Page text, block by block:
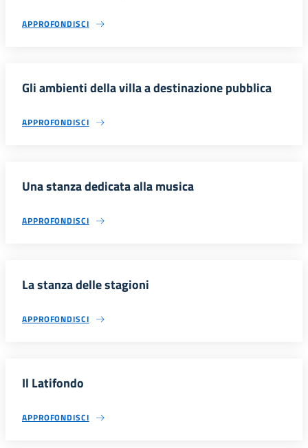
APPROFONDISCI
Gli ambienti della villa a destinazione pubblica
APPROFONDISCI
Una stanza dedicata alla musica
APPROFONDISCI
La stanza delle stagioni
APPROFONDISCI
Il Latifondo
APPROFONDISCI